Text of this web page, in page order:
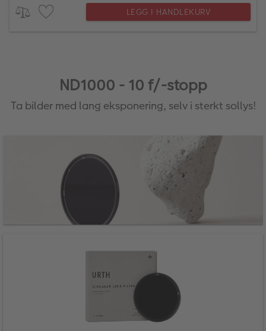
LEGG I HANDLEKURV
ND1000 - 10 f/-stopp
Ta bilder med lang eksponering, selv i sterkt sollys!